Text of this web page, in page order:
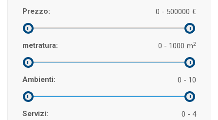
Prezzo: €
0 - 500000
metratura: m2
0 - 1000
Ambienti: 0 - 10
Servizi: 0 - 4